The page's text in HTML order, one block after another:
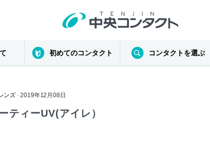
初めてのコンタクト コンタクトを選ぶ
ンズ · 2019年12月08日
ティーUV(アイレ）